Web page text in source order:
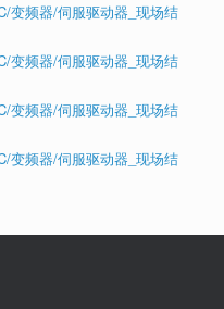
变频器/伺服驱动器_现场结
变频器/伺服驱动器_现场结
变频器/伺服驱动器_现场结
变频器/伺服驱动器_现场结